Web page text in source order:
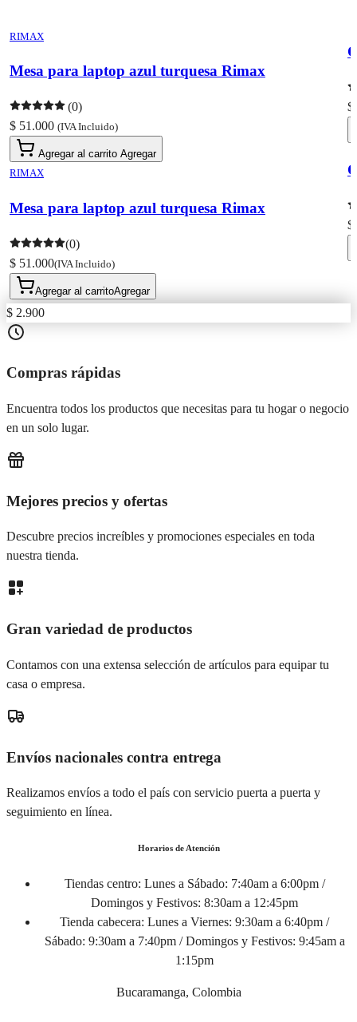
RIMAX
Mesa para laptop azul turquesa Rimax
(0)
$ 51.000 (IVA Incluido)
Agregar al carrito Agregar
RIMAX
Mesa para laptop azul turquesa Rimax
(0)
$ 51.000(IVA Incluido)
Agregar al carritoAgregar
$
$
$ 2.900
Compras rápidas
Encuentra todos los productos que necesitas para tu hogar o negocio
en un solo lugar.
Mejores precios y ofertas
Descubre precios increíbles y promociones especiales en toda
nuestra tienda.
Gran variedad de productos
Contamos con una extensa selección de artículos para equipar tu
casa o empresa.
Envíos nacionales contra entrega
Realizamos envíos a todo el país con servicio puerta a puerta y
seguimiento en línea.
Horarios de Atención
Tiendas centro: Lunes a Sábado: 7:40am a 6:00pm /
Domingos y Festivos: 8:30am a 12:45pm
Tienda cabecera: Lunes a Viernes: 9:30am a 6:40pm /
Sábado: 9:30am a 7:40pm / Domingos y Festivos: 9:45am a
1:15pm
Bucaramanga, Colombia